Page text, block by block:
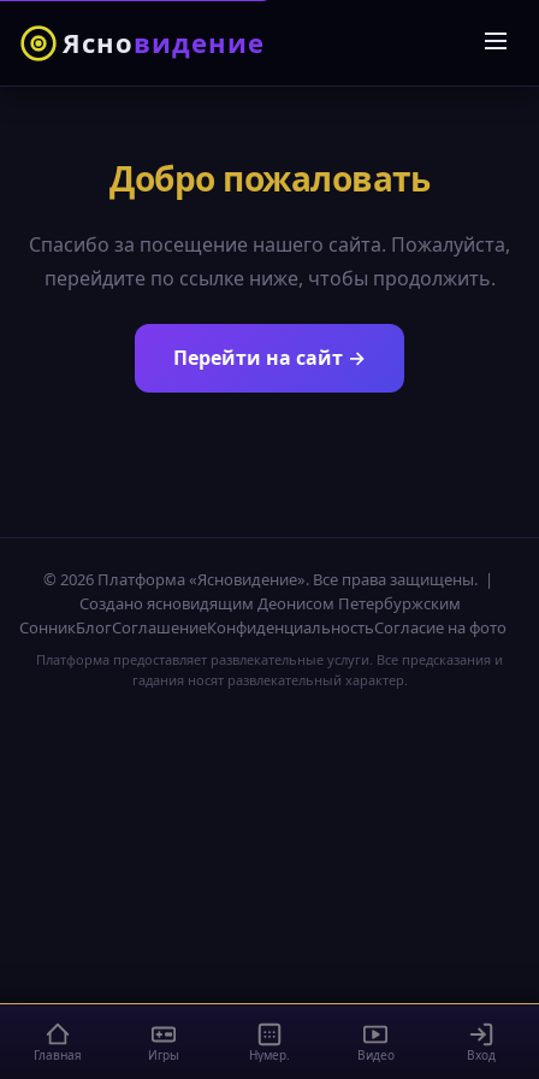
Ясновидение
Добро пожаловать
Спасибо за посещение нашего сайта. Пожалуйста,
перейдите по ссылке ниже, чтобы продолжить.
Перейти на сайт →
© 2026 Платформа «Ясновидение». Все права защищены. |
Создано ясновидящим Деонисом Петербуржским
СонникБлогСоглашениеКонфиденциальностьСогласие на фото
Платформа предоставляет развлекательные услуги. Все предсказания и
гадания носят развлекательный характер.
Главная Игры Нумер. Видео Вход